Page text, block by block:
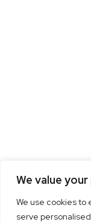
We value
We use cookies to
serve